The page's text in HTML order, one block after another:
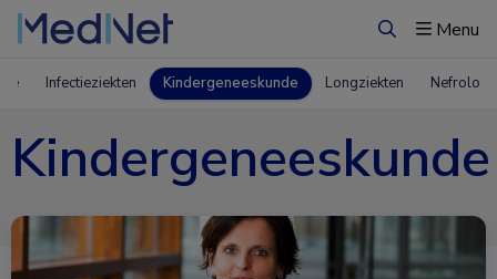
ZoekenMenu
Infectieziekten Kindergeneeskunde Longziekten
Kindergeneeskunde